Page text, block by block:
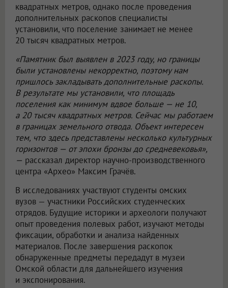
квадратных метров, однако после проведения
дополнительных раскопов специалисты
установили, что поселение занимает не менее
20 тысяч квадратных метров.
«Памятник был выявлен в 2023 году, но границы
были установлены некорректно, поэтому нам
пришлось закладывать дополнительные раскопы.
В результате мы установили, что площадь
поселения как минимум вдвое больше — не 10,
а 20 тысяч квадратных метров. Сейчас мы работаем
в границах земельного отвода. Объект интересен
тем, что здесь представлены несколько культурных
горизонтов — от эпохи бронзы до средневековья»,
— рассказал директор научно-производственного
центра «Архео» Максим Грачёв.
В исследованиях участвуют студенты омских
вузов — участники Российских студенческих
отрядов. Будущие историки и археологи получают
опыт проведения полевых работ, изучают методы
фиксации, обработки и анализа найденных
материалов. После завершения раскопок
обнаруженные предметы передадут в музеи
Омской области для дальнейшего изучения
и экспонирования.